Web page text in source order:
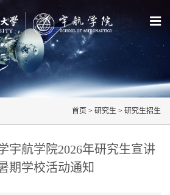
首页 > 研究生 > 研究生招生
宇航学院2026年研究生宣讲
期学校活动通知